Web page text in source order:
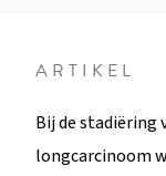
ARTIKEL
Bij de
longcarcinoom